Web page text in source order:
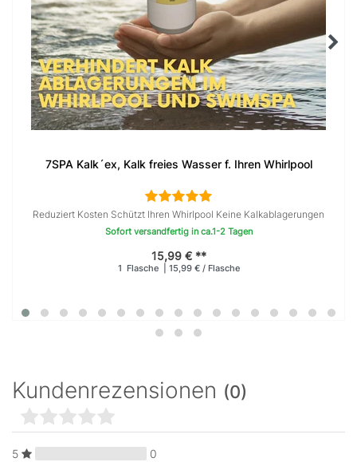
7SPA Kalk´ex, Kalk freies Wasser f. Ihren Whirlpool
Reduziert Kosten Schützt Ihren Whirlpool Keine Kalkablagerungen
Sofort versandfertig in ca.1-2 Tagen
15,99 € **
1 Flasche | 15,99 € / Flasche
Kundenrezensionen (0)
5
0